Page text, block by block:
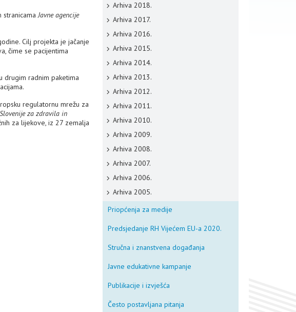
stranicamaJavne agencije
Cilj projekta je jačanje
čime se pacijentima
drugim radnim paketima
regulatornu mrežu za
za zdravila in
za lijekove, iz 27 zemalja
Arhiva 2018.
Arhiva 2017.
Arhiva 2016.
Arhiva 2015.
Arhiva 2014.
Arhiva 2013.
Arhiva 2012.
Arhiva 2011.
Arhiva 2010.
Arhiva 2009.
Arhiva 2008.
Arhiva 2007.
Arhiva 2006.
Arhiva 2005.
Priopćenja za medije
Predsjedanje RH Vijećem EU-a 2020.
Stručna i znanstvena događanja
Javne edukativne kampanje
Publikacije i izvješća
Često postavljana pitanja